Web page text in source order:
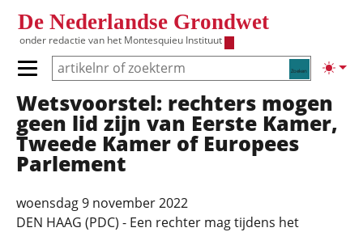
De Nederlandse Grondwet
onder redactie van het Montesquieu Instituut
Zoeken
Primair menu tonen/verbergen
Hoofdnavigatie
Wetsvoorstel: rechters mogen
geen lid zijn van Eerste Kamer,
Tweede Kamer of Europees
Parlement
woensdag 9 november 2022
DEN HAAG (PDC) - Een rechter mag tijdens het